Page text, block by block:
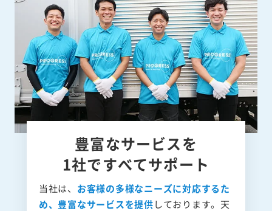
豊富なサービスを
1社ですべてサポート
当社は、 お客様の多様なニーズに対応するた
め、豊富なサービスを提供しております。天